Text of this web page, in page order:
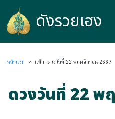
ดังรวยเฮง
ดังรวยเฮง
หน้าแรก > แท็ก: ดวงวันที่ 22 พฤศจิกายน 2567
ดวงวันที่ 22 พ